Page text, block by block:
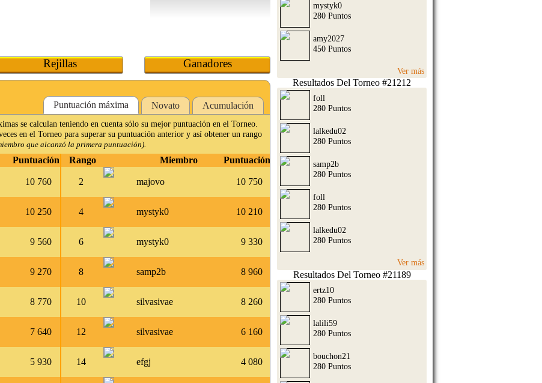
Rejillas Ganadores
Puntuación máxima Novato Acumulación
se calculan teniendo en cuenta sólo su mejor puntuación en el Torneo.
en el Torneo para superar su puntuación anterior y así obtener un rango
que alcanzó la primera puntuación).
Puntuación Rango Miembro Puntuación
10 760 2 majovo 10 750
10 250 4 mystyk0 10 210
9 560 6 mystyk0 9 330
9 270 8 samp2b 8 960
8 770 10 silvasivae 8 260
7 640 12 silvasivae 6 160
5 930 14 efgj 4 080
mystyk0
280 Puntos
amy2027
450 Puntos
Ver más
Resultados Del Torneo #21212
foll
280 Puntos
lalkedu02
280 Puntos
samp2b
280 Puntos
foll
280 Puntos
lalkedu02
280 Puntos
Ver más
Resultados Del Torneo #21189
ertz10
280 Puntos
lalili59
280 Puntos
bouchon21
280 Puntos